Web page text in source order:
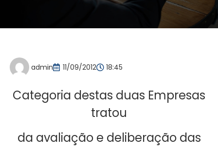
admin 11/09/2012 18:45
Categoria destas duas Empresas
tratou
da avaliação e deliberação das